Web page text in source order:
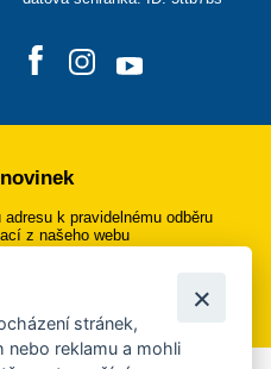
k pravidelnému odběru
z našeho webu
k odběru
stránek,
nebo reklamu a mohli